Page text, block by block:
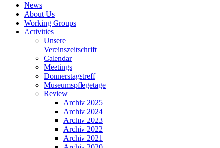
News
About Us
Working Groups
Activities
Unsere
Vereinszeitschrift
Calendar
Meetings
Donnerstagstreff
Museumspflegetage
Review
Archiv 2025
Archiv 2024
Archiv 2023
Archiv 2022
Archiv 2021